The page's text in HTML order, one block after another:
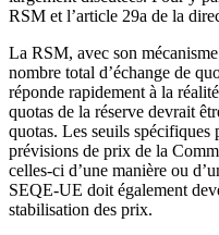
RSM et l’article 29a de la
La RSM, avec son
nombre total d’échange de
réponde rapidement à la
quotas de la réserve devrait
quotas. Les seuils spécifiques
prévisions de prix de la
celles-ci d’une manière ou
SEQE-UE doit également
stabilisation des prix.